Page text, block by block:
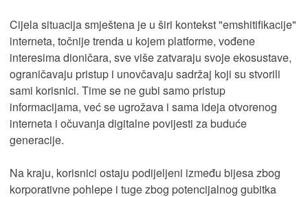
Cijela situacija smještena je u širi kontekst "emshitifikacije"
interneta, točnije trenda u kojem platforme, vođene
interesima dioničara, sve više zatvaraju svoje ekosustave,
ograničavaju pristup i unovčavaju sadržaj koji su stvorili
sami korisnici. Time se ne gubi samo pristup
informacijama, već se ugrožava i sama ideja otvorenog
interneta i očuvanja digitalne povijesti za buduće
generacije.
Na kraju, korisnici ostaju podijeljeni između bijesa zbog
korporativne pohlepe i tuge zbog potencijalnog gubitka